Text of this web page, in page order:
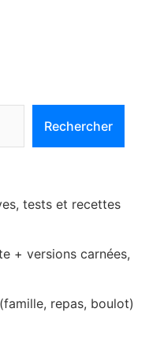
Rechercher
tests et recettes
+ versions carnées,
repas, boulot)